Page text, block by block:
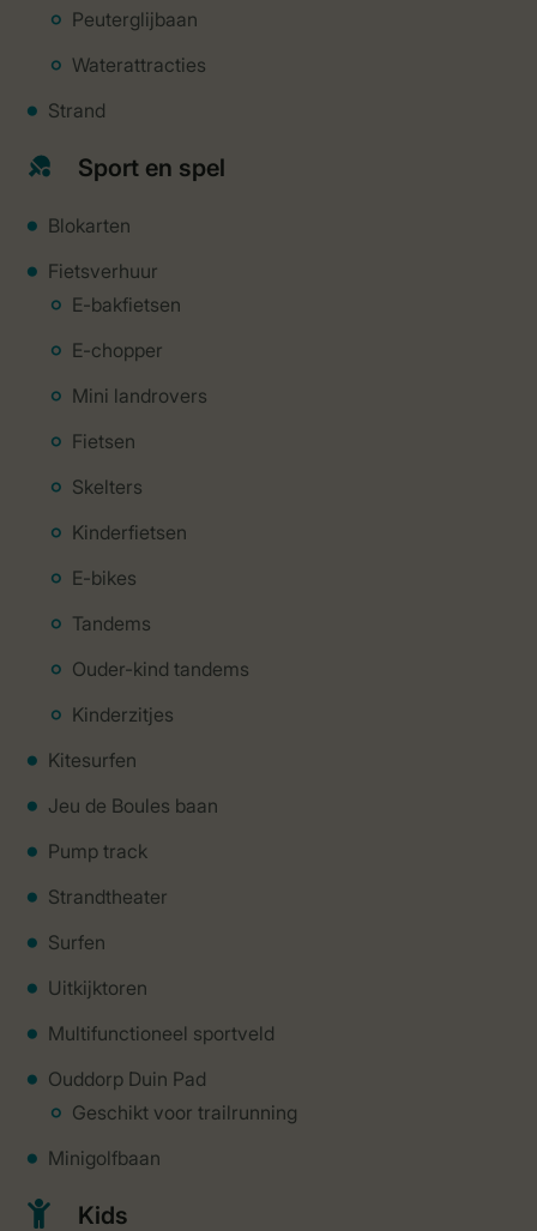
Peuterglijbaan
Waterattracties
Strand
Sport en spel
Blokarten
Fietsverhuur
E-bakfietsen
E-chopper
Mini landrovers
Fietsen
Skelters
Kinderfietsen
E-bikes
Tandems
Ouder-kind tandems
Kinderzitjes
Kitesurfen
Jeu de Boules baan
Pump track
Strandtheater
Surfen
Uitkijktoren
Multifunctioneel sportveld
Ouddorp Duin Pad
Geschikt voor trailrunning
Minigolfbaan
Kids